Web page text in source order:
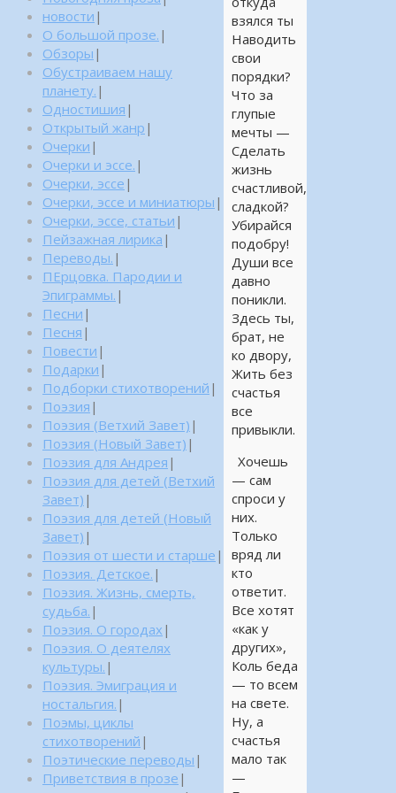
взялся ты
Наводить
свои
порядки?
Что за
глупые
мечты —
Сделать
жизнь
счастливой,
сладкой?
Убирайся
подобру!
Души все
давно
поникли.
Здесь ты,
брат, не
ко двору,
Жить без
счастья
все
привыкли.
Хочешь
— сам
спроси у
них.
Только
вряд ли
кто
ответит.
Все хотят
«как у
других»,
Коль беда
— то всем
на свете.
Ну, а
счастья
мало так
—
новости |
О большой прозе. |
Обзоры |
Обустраиваем нашу
планету. |
Одностишия |
Открытый жанр |
Очерки |
Очерки и эссе. |
Очерки, эссе |
Очерки, эссе и миниатюры |
Очерки, эссе, статьи |
Пейзажная лирика |
Переводы. |
ПЕрцовка. Пародии и
Эпиграммы. |
Песни |
Песня |
Повести |
Подарки |
Подборки стихотворений |
Поэзия |
Поэзия (Ветхий Завет) |
Поэзия (Новый Завет) |
Поэзия для Андрея |
Поэзия для детей (Ветхий
Завет) |
Поэзия для детей (Новый
Завет) |
Поэзия от шести и старше |
Поэзия. Детское. |
Поэзия. Жизнь, смерть,
судьба. |
Поэзия. О городах |
Поэзия. О деятелях
культуры. |
Поэзия. Эмиграция и
ностальгия. |
Поэмы, циклы
стихотворений |
Поэтические переводы |
Приветствия в прозе |